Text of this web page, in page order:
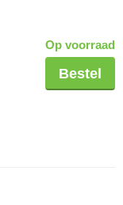
Op voorraad
Bestel